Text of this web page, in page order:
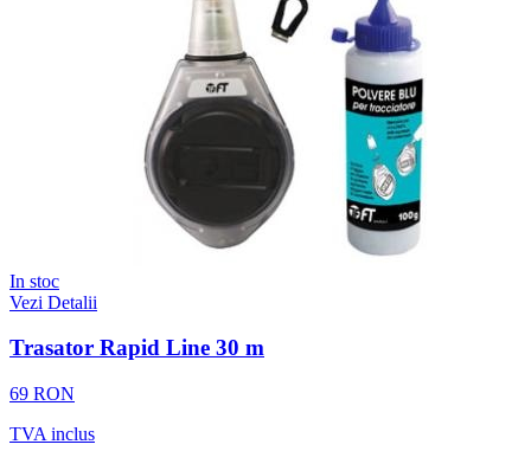
In stoc
Vezi Detalii
Trasator Rapid Line 30 m
69 RON
TVA inclus